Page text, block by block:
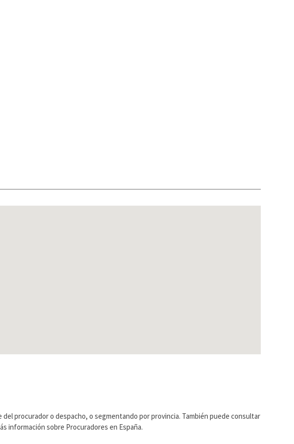
procurador o despacho, o segmentando por provincia. También puede consultar
información sobre Procuradores en España.